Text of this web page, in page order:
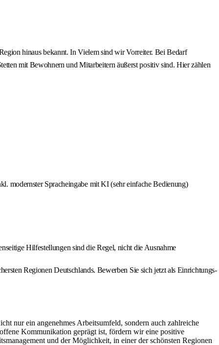
hinaus bekannt. In Vielem sind wir Vorreiter. Bei Bedarf
mit Bewohnern und Mitarbeitern äußerst positiv sind. Hier zählen
modernster Spracheingabe mit KI (sehr einfache Bedienung)
Hilfestellungen sind die Regel, nicht die Ausnahme
Regionen Deutschlands. Bewerben Sie sich jetzt als Einrichtungs-
nur ein angenehmes Arbeitsumfeld, sondern auch zahlreiche
Kommunikation geprägt ist, fördern wir eine positive
und der Möglichkeit, in einer der schönsten Regionen